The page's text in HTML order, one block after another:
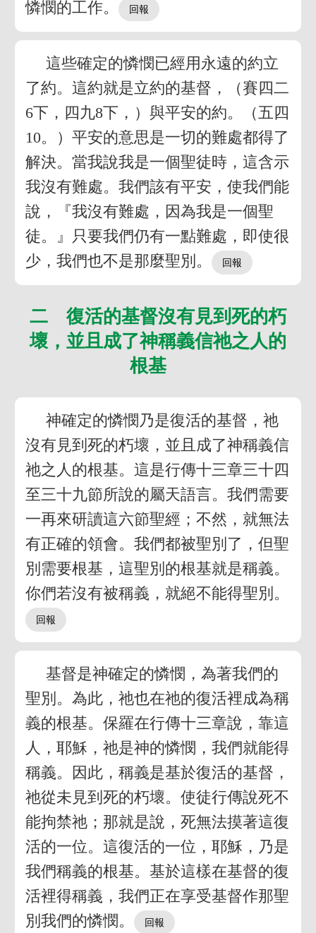
憐憫的工作。
這些確定的憐憫已經用永遠的約立
了約。這約就是立約的基督，（賽四二
6下，四九8下，）與平安的約。（五四
10。）平安的意思是一切的難處都得了
解決。當我說我是一個聖徒時，這含示
我沒有難處。我們該有平安，使我們能
說，『我沒有難處，因為我是一個聖
徒。』只要我們仍有一點難處，即使很
少，我們也不是那麼聖別。
二 復活的基督沒有見到死的朽
壞，並且成了神稱義信祂之人的
根基
神確定的憐憫乃是復活的基督，祂
沒有見到死的朽壞，並且成了神稱義信
祂之人的根基。這是行傳十三章三十四
至三十九節所說的屬天語言。我們需要
一再來研讀這六節聖經；不然，就無法
有正確的領會。我們都被聖別了，但聖
別需要根基，這聖別的根基就是稱義。
你們若沒有被稱義，就絕不能得聖別。
基督是神確定的憐憫，為著我們的
聖別。為此，祂也在祂的復活裡成為稱
義的根基。保羅在行傳十三章說，靠這
人，耶穌，祂是神的憐憫，我們就能得
稱義。因此，稱義是基於復活的基督，
祂從未見到死的朽壞。使徒行傳說死不
能拘禁祂；那就是說，死無法摸著這復
活的一位。這復活的一位，耶穌，乃是
我們稱義的根基。基於這樣在基督的復
活裡得稱義，我們正在享受基督作那聖
別我們的憐憫。